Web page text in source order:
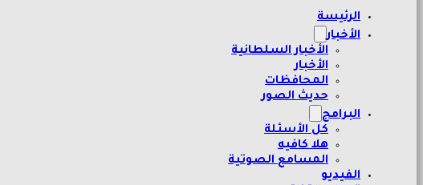
الرئيسة
الأخبار
الأخبار السلطانية
الأخبار
المحافظات
حديث الصور
البرامج
كل الأسئلة
هلا كافيه
المسامع الصوتية
الفيديو